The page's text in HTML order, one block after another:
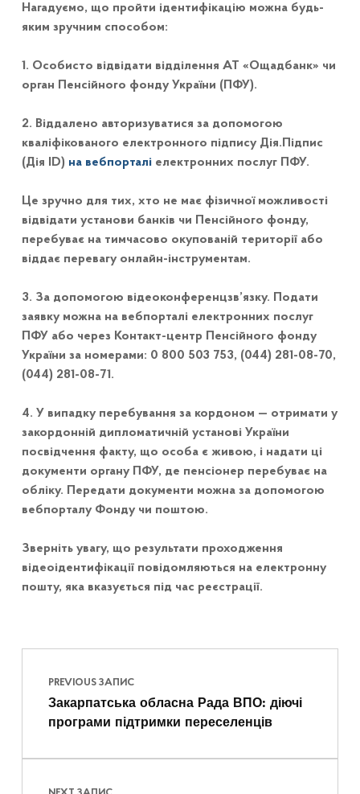
Нагадуємо, що пройти ідентифікацію можна будь-
яким зручним способом:
1. Особисто відвідати відділення АТ «Ощадбанк» чи
орган Пенсійного фонду України (ПФУ).
2. Віддалено авторизуватися за допомогою
кваліфікованого електронного підпису Дія.Підпис
(Дія ID) на вебпорталіелектронних послуг ПФУ.
Це зручно для тих, хто не має фізичної можливості
відвідати установи банків чи Пенсійного фонду,
перебуває на тимчасово окупованій території або
віддає перевагу онлайн-інструментам.
3. За допомогою відеоконференцзв’язку. Подати
заявку можна на вебпорталі електронних послуг
ПФУ або через Контакт-центр Пенсійного фонду
України за номерами: 0 800 503 753, (044) 281-08-70,
(044) 281-08-71.
4. У випадку перебування за кордоном — отримати у
закордонній дипломатичній установі України
посвідчення факту, що особа є живою, і надати ці
документи органу ПФУ, де пенсіонер перебуває на
обліку. Передати документи можна за допомогою
вебпорталу Фонду чи поштою.
Зверніть увагу, що результати проходження
відеоідентифікації повідомляються на електронну
пошту, яка вказується під час реєстрації.
Skip back to main navigation
Навігація записів
PREVIOUS ЗАПИС
Закарпатська обласна Рада ВПО: діючі
програми підтримки переселенців